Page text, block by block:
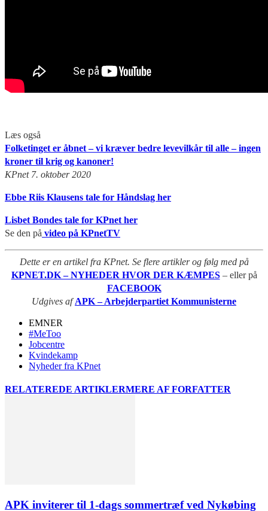
Læs også
Folketinget er åbnet – vi kræver bedre levevilkår til alle – ingen
kroner til krig og kanoner!
KPnet 7. oktober 2020
Ebbe Riis Klausens tale for Håndslag her
Lisbet Bondes tale for KPnet her
Se den på video på KPnetTV
Dette er en artikel fra KPnet. Se flere artikler og følg med på
KPNET.DK – NYHEDER HVOR DER KÆMPES – eller på
FACEBOOK
Udgives afAPK – Arbejderpartiet Kommunisterne
EMNER
#MeToo
Jobcentre
Kvindekamp
Nyheder fra KPnet
RELATEREDE ARTIKLERMERE AF FORFATTER
APK inviterer til 1-dags sommertræf ved Nykøbing